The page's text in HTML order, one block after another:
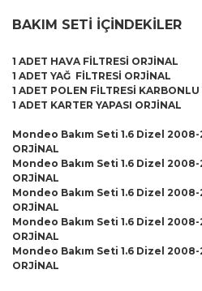
BAKIM SETİ İÇİNDEKİLER
1 ADET HAVA FİLTRESİ ORJİNAL
1 ADET YAĞ FİLTRESİ ORJİNAL
1 ADET POLEN FİLTRESİ KARBONLU
1 ADET KARTER YAPASI ORJİNAL
Mondeo Bakım Seti 1.6 Dizel
ORJİNAL
Mondeo Bakım Seti 1.6 Dizel
ORJİNAL
Mondeo Bakım Seti 1.6 Dizel
ORJİNAL
Mondeo Bakım Seti 1.6 Dizel
ORJİNAL
Mondeo Bakım Seti 1.6 Dizel
ORJİNAL